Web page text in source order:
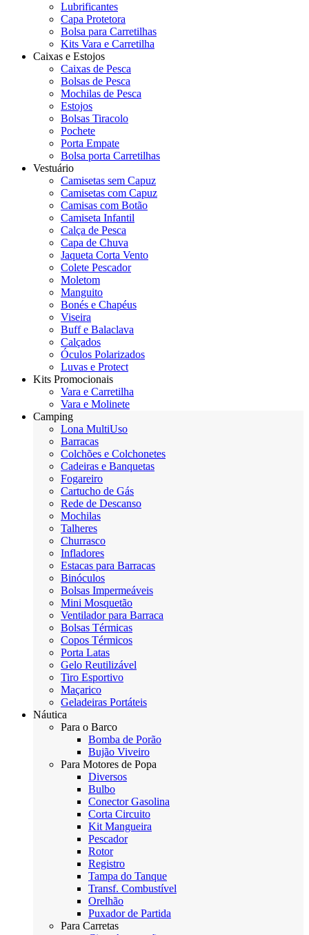
Lubrificantes
Capa Protetora
Bolsa para Carretilhas
Kits Vara e Carretilha
Caixas e Estojos
Caixas de Pesca
Bolsas de Pesca
Mochilas de Pesca
Estojos
Bolsas Tiracolo
Pochete
Porta Empate
Bolsa porta Carretilhas
Vestuário
Camisetas sem Capuz
Camisetas com Capuz
Camisas com Botão
Camiseta Infantil
Calça de Pesca
Capa de Chuva
Jaqueta Corta Vento
Colete Pescador
Moletom
Manguito
Bonés e Chapéus
Viseira
Buff e Balaclava
Calçados
Óculos Polarizados
Luvas e Protect
Kits Promocionais
Vara e Carretilha
Vara e Molinete
Camping
Lona MultiUso
Barracas
Colchões e Colchonetes
Cadeiras e Banquetas
Fogareiro
Cartucho de Gás
Rede de Descanso
Mochilas
Talheres
Churrasco
Infladores
Estacas para Barracas
Binóculos
Bolsas Impermeáveis
Mini Mosquetão
Ventilador para Barraca
Bolsas Térmicas
Copos Térmicos
Porta Latas
Gelo Reutilizável
Tiro Esportivo
Maçarico
Geladeiras Portáteis
Náutica
Para o Barco
Bomba de Porão
Bujão Viveiro
Para Motores de Popa
Diversos
Bulbo
Conector Gasolina
Corta Circuito
Kit Mangueira
Pescador
Rotor
Registro
Tampa do Tanque
Transf. Combustível
Orelhão
Puxador de Partida
Para Carretas